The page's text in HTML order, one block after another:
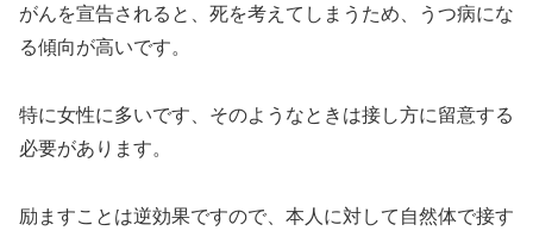
がんを宣告されると、死を考えてしまうため、うつ病にな
る傾向が高いです。
特に女性に多いです、そのようなときは接し方に留意する
必要があります。
励ますことは逆効果ですので、本人に対して自然体で接す